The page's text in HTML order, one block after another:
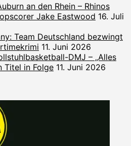
an den Rhein – Rhinos
Jake Eastwood 16. Juli
Team Deutschland bezwingt
11. Juni 2026
DMJ – „Alles
Titel in Folge 11. Juni 2026